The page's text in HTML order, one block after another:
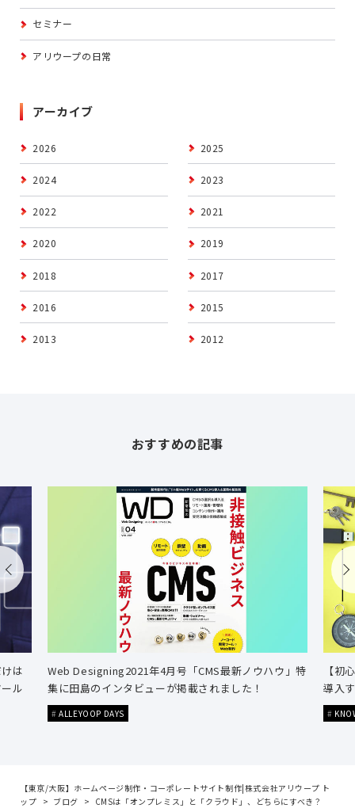
セミナー
アリウープの日常
アーカイブ
2026 2025
2024 2023
2022 2021
2020 2019
2018 2017
2016 2015
2013 2012
おすすめの記事
は
ル
Web Designing2021年4月号「CMS最新ノウハウ」特
集に田島のインタビューが掲載されました！
ALLEYOOP DAYS
【初
導入
【東京/大阪】ホームページ制作・コーポレートサイト制作|株式会社アリウープ ト
ップ
ブログ CMSは「オンプレミス」と「クラウド」、どちらにすべき？